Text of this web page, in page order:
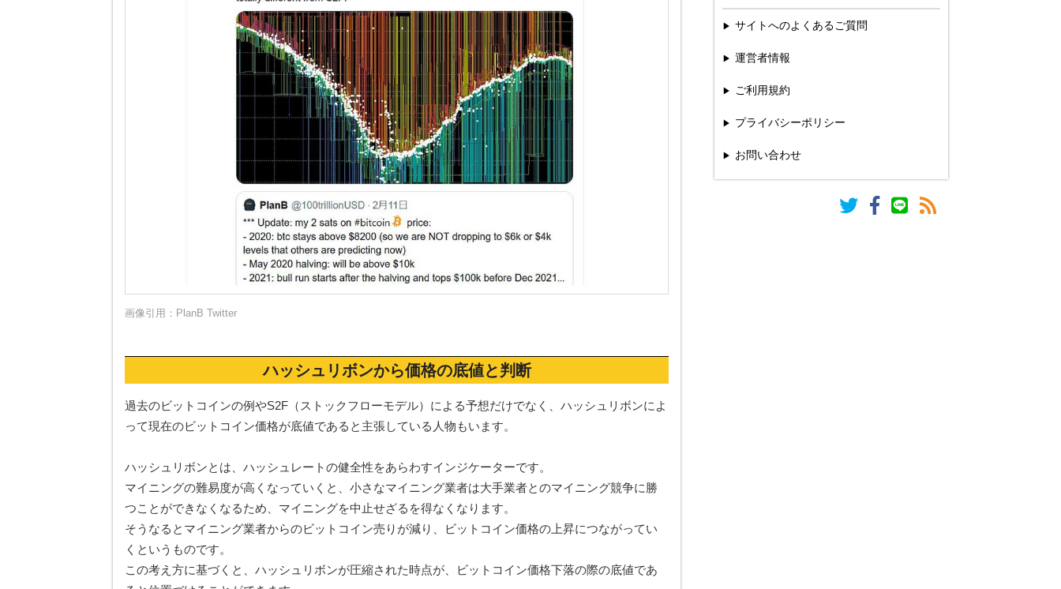
画像引用： PlanB Twitter
ハッシュリボンから価格の底値と判断
過去のビットコインの例やS2F（ストックフローモデル）による予想だけでなく、ハッシュリボンによ
って現在のビットコイン価格が底値であると主張している人物もいます。
ハッシュリボンとは、ハッシュレートの健全性をあらわすインジケーターです。
マイニングの難易度が高くなっていくと、小さなマイニング業者は大手業者とのマイニング競争に勝
つことができなくなるため、マイニングを中止せざるを得なくなります。
そうなるとマイニング業者からのビットコイン売りが減り、ビットコイン価格の上昇につながってい
くというものです。
この考え方に基づくと、ハッシュリボンが圧縮された時点が、ビットコイン価格下落の際の底値であ
サイトへのよくあるご質問
運営者情報
ご利用規約
プライバシーポリシー
お問い合わせ